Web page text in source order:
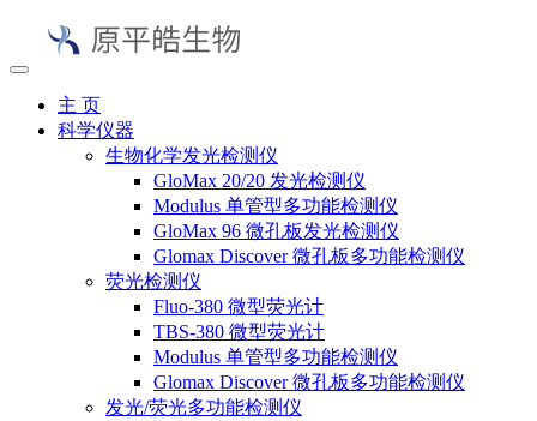
主 页
科学仪器
生物化学发光检测仪
GloMax 20/20 发光检测仪
Modulus 单管型多功能检测仪
GloMax 96 微孔板发光检测仪
Glomax Discover 微孔板多功能检测仪
荧光检测仪
Fluo-380 微型荧光计
TBS-380 微型荧光计
Modulus 单管型多功能检测仪
Glomax Discover 微孔板多功能检测仪
发光/荧光多功能检测仪